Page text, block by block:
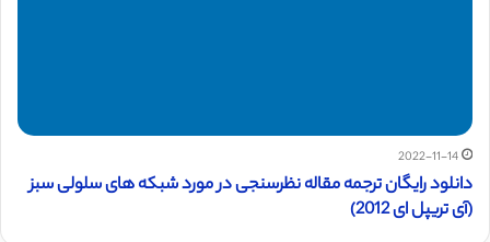
2022-11-14
دانلود رایگان ترجمه مقاله نظرسنجی در مورد شبکه های سلولی سبز
(آی تریپل ای 2012)